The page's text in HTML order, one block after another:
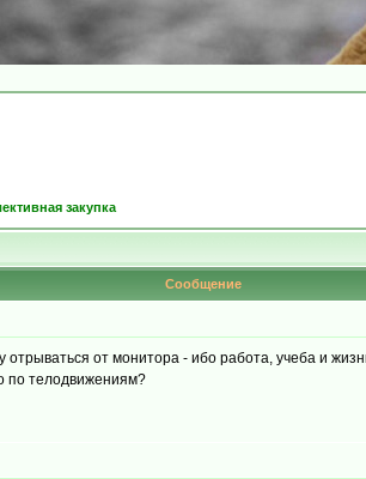
закупка
Сообщение
отрываться от монитора - ибо работа, учеба и
по телодвижениям?